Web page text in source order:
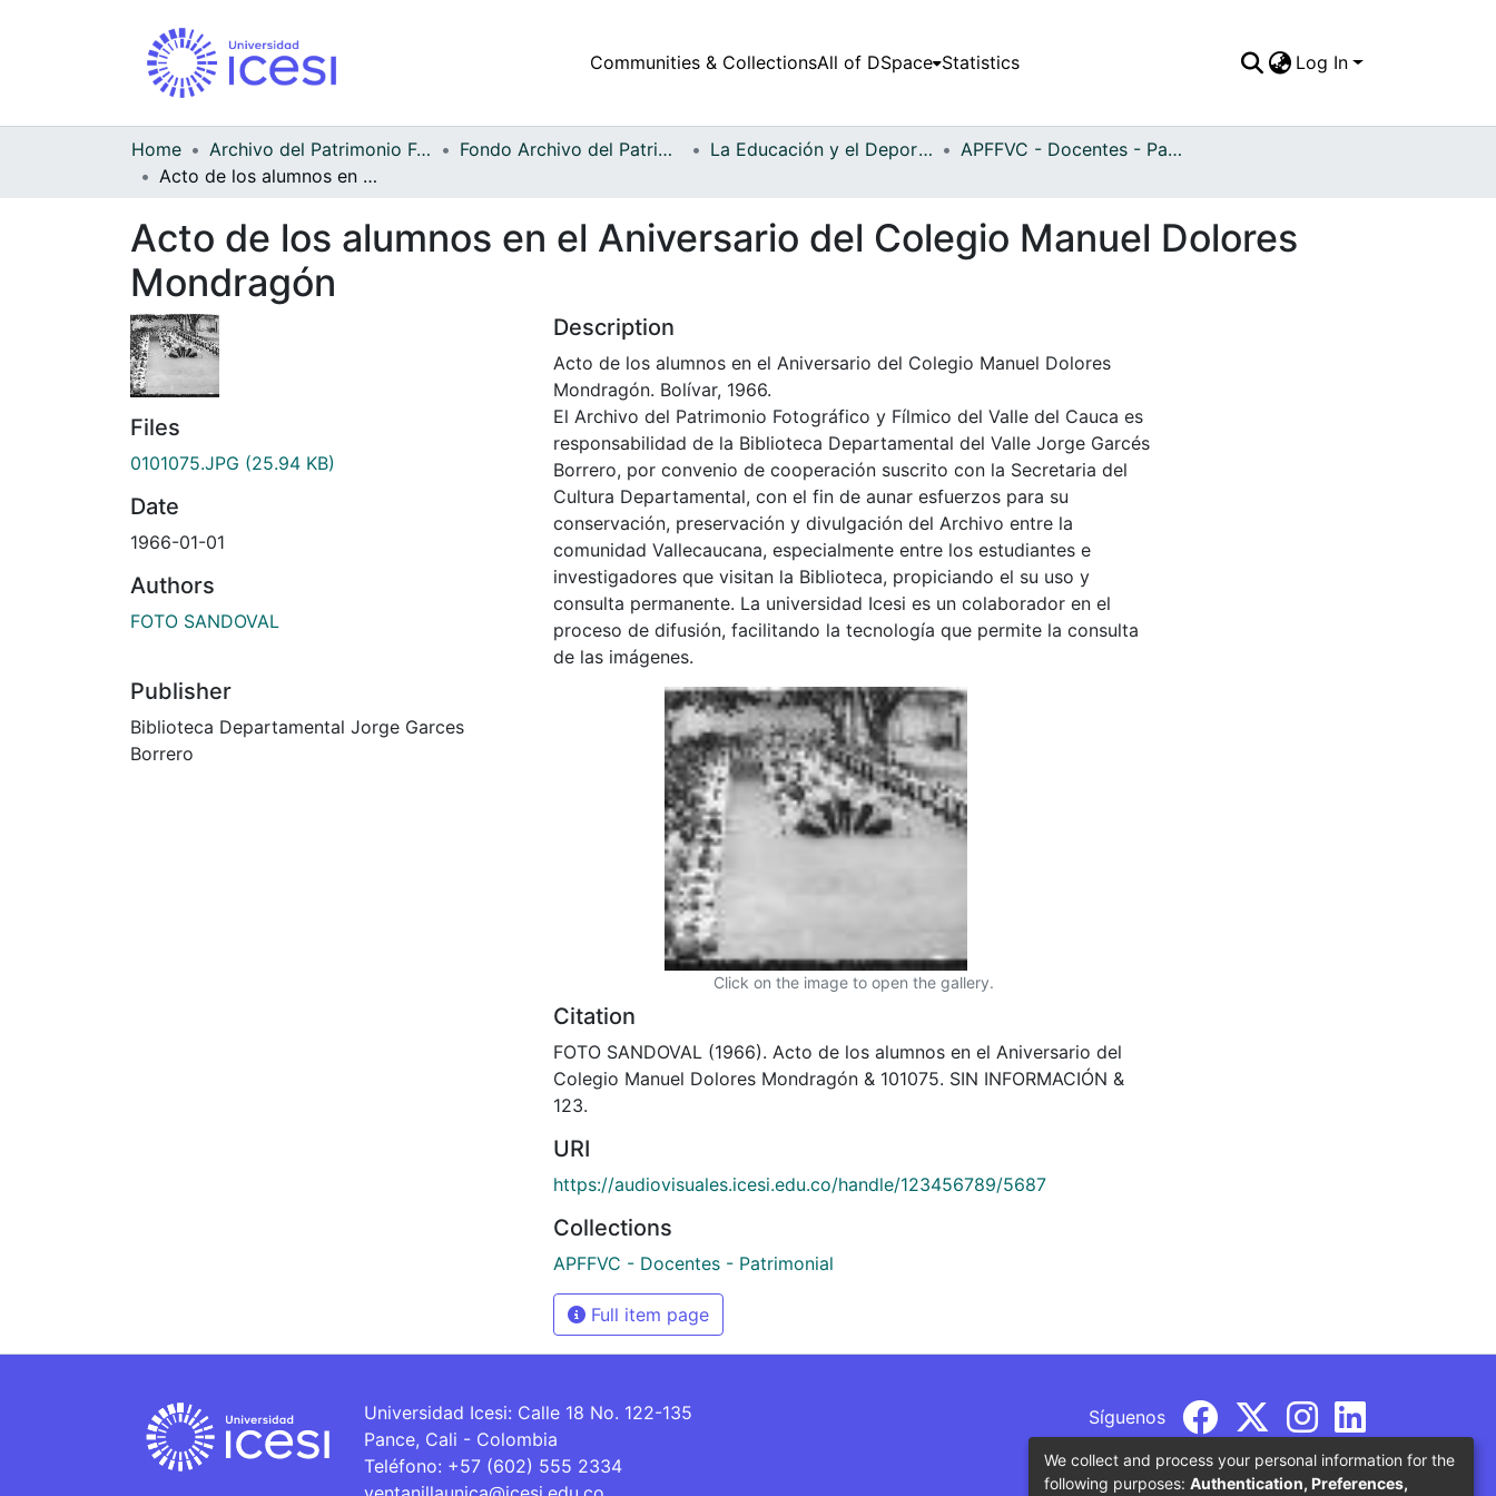
Communities & CollectionsAll of DSpace Statistics Log In
Home Archivo del Patrimonio Fotográfico y Fílmico del Valle del Cauca Fondo Archivo del Patrimonio Fotográfico y Fílmico del Valle del Cauca La Educación y el Deporte
APFFVC - Docentes - Patrimonial
Acto de los alumnos en el Aniversario del Colegio Manuel Dolores Mondragón
Acto de los alumnos en el Aniversario del Colegio Manuel Dolores
Mondragón
Files
0101075.JPG (25.94 KB)
Date
1966-01-01
Authors
FOTO SANDOVAL
Publisher
Biblioteca Departamental Jorge Garces
Borrero
Description
Acto de los alumnos en el Aniversario del Colegio Manuel Dolores
Mondragón. Bolívar, 1966.
El Archivo del Patrimonio Fotográfico y Fílmico del Valle del Cauca es
responsabilidad de la Biblioteca Departamental del Valle Jorge Garcés
Borrero, por convenio de cooperación suscrito con la Secretaria del
Cultura Departamental, con el fin de aunar esfuerzos para su
conservación, preservación y divulgación del Archivo entre la
comunidad Vallecaucana, especialmente entre los estudiantes e
investigadores que visitan la Biblioteca, propiciando el su uso y
consulta permanente. La universidad Icesi es un colaborador en el
proceso de difusión, facilitando la tecnología que permite la consulta
de las imágenes.
Click on the image to open the gallery.
Citation
FOTO SANDOVAL (1966). Acto de los alumnos en el Aniversario del
Colegio Manuel Dolores Mondragón & 101075. SIN INFORMACIÓN &
123.
URI
https://audiovisuales.icesi.edu.co/handle/123456789/5687
Collections
APFFVC - Docentes - Patrimonial
Full item page
Universidad Icesi: Calle 18 No. 122-135
Pance, Cali - Colombia
Teléfono: +57 (602) 555 2334
Síguenos
We collect and process your personal information for the
following purposes: Authentication, Preferences,